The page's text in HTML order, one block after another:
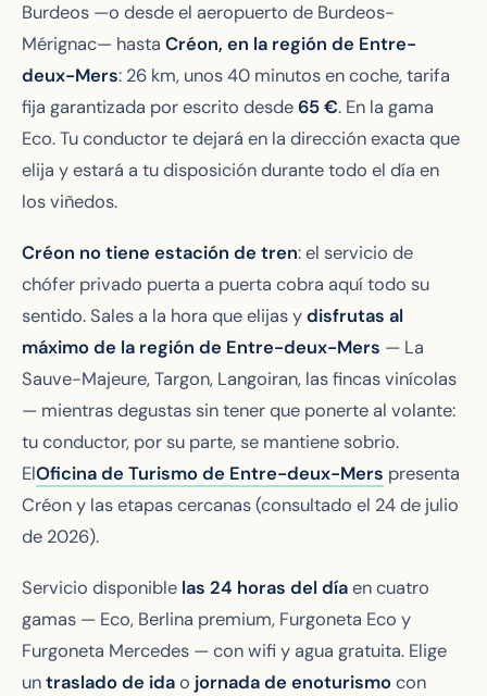
Burdeos —o desde el aeropuerto de Burdeos-
Mérignac— hasta Créon, en la región de Entre-
deux-Mers: 26 km, unos 40 minutos en coche, tarifa
fija garantizada por escrito desde65€. En la gama
Eco. Tu conductor te dejará en la dirección exacta que
elija y estará a tu disposición durante todo el día en
los viñedos.
Créon no tiene estación de tren: el servicio de
chófer privado puerta a puerta cobra aquí todo su
sentido. Sales a la hora que elijas ydisfrutas al
máximo de la región de Entre-deux-Mers — La
Sauve-Majeure, Targon, Langoiran, las fincas vinícolas
— mientras degustas sin tener que ponerte al volante:
tu conductor, por su parte, se mantiene sobrio.
ElOficina de Turismo de Entre-deux-Mers presenta
Créon y las etapas cercanas (consultado el 24 de julio
de 2026).
Servicio disponible las 24 horas del díaen cuatro
gamas — Eco, Berlina premium, Furgoneta Eco y
Furgoneta Mercedes — con wifi y agua gratuita. Elige
untraslado de idao jornada de enoturismocon